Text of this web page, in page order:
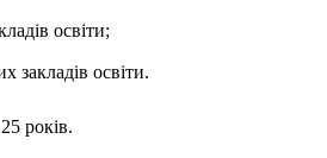
освіти;
закладів освіти.
років.